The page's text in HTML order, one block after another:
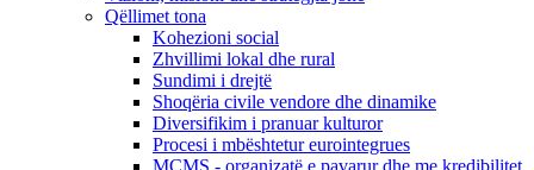
Qëllimet tona
Kohezioni social
Zhvillimi lokal dhe rural
Sundimi i drejtë
Shoqëria civile vendore dhe dinamike
Diversifikim i pranuar kulturor
Procesi i mbështetur eurointegrues
MCMS - organizatë e pavarur dhe me kredibilitet